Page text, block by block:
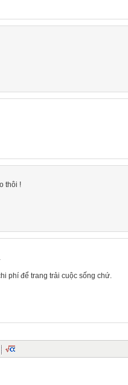
thôi !
phí để trang trải cuộc sống chứ.